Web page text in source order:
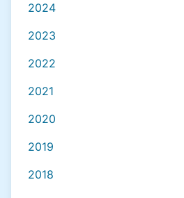
2024
2023
2022
2021
2020
2019
2018